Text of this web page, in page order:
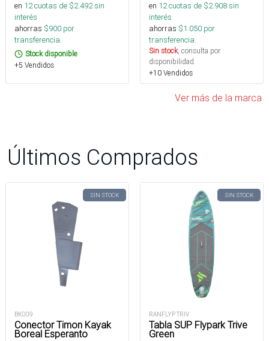
en 12cuotas de $2.492sin
interés
ahorras $900 por
transferencia.
Stock disponible
+5 Vendidos
en 12cuotas de $2.908sin
interés
ahorras $1.050 por
transferencia.
Sin stock, consulta por
disponibilidad.
+10 Vendidos
Ver más de la marca
Últimos Comprados
SIN STOCK
BK009
Conector Timon Kayak
Boreal Esperanto
SIN STOCK
RANFLYP TRIV
Tabla SUP Flypark Trive
Green